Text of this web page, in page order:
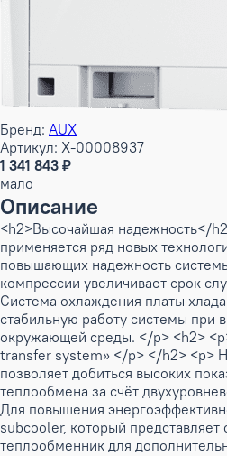
Бренд: AUX
Артикул: X-00008937
1 341 843 ₽
мало
Описание
<h2>Высочайшая надежность</
применяется ряд новых
повышающих надежность
компрессии увеличивает срок
Система охлаждения платы
стабильную работу системы при
окружающей среды. </p> <h2>
transfer system» </p> </h2> <p>
позволяет добиться высоких
теплообмена за счёт
Для повышения
subcooler, который представляет
теплообменник для